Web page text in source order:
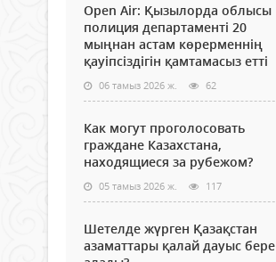
Open Air: Қызылорда облысы
полиция департаменті 20
мыңнан астам көрерменнің
қауіпсіздігін қамтамасыз етті
06 тамыз 2026 ж. 62
Как могут проголосовать
граждане Казахстана,
находящиеся за рубежом?
05 тамыз 2026 ж. 117
Шетелде жүрген Қазақстан
азаматтары қалай дауыс бере